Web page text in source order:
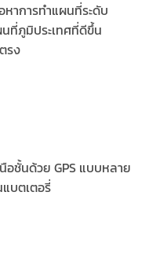
าการทำแผนที่ระดับ
ที่ภูมิประเทศที่ดีขึ้น
รง
อชั้นด้วย GPS แบบหลาย
แบตเตอรี่